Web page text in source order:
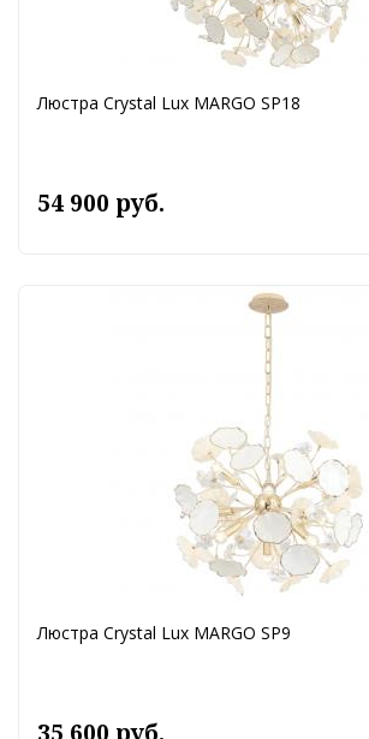
Люстра Crystal Lux MARGO SP18
54 900 руб.
Люстра Crystal Lux MARGO SP9